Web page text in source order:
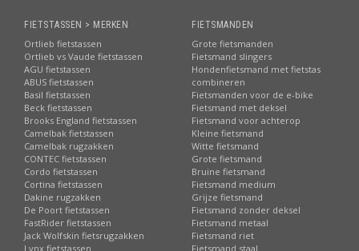
FIETSTASSEN > MERKEN
Ortlieb fietstassen
Ortlieb vs Vaude fietstassen
AGU fietstassen
ABUS fietstassen
Basil fietstassen
Beck fietstassen
Brooks England fietstassen
Camelbak fietstassen
Camelbak rugzakken
CONTEC fietstassen
Cordo fietstassen
Cortina fietstassen
Dakine rugzakken
De Poort fietstassen
FastRider fietstassen
Jack Wolfskin fietsrugzakken
Lynx fietstassen
FIETSMANDEN
Grote fietsmanden
Fietsmand slingers
Hondenfietsmand met fietstas
combineren
Fietsmanden voor de e-bike
Fietsmand met deksel
Fietsmand voor achterop
Kleine fietsmand
Witte fietsmand
Grote fietsmand
Bruine fietsmand
Fietsmand medium
Grijze fietsmand
Fietsmand zonder deksel
Fietsmand metaal
Fietsmand riet
Fietsmand staal